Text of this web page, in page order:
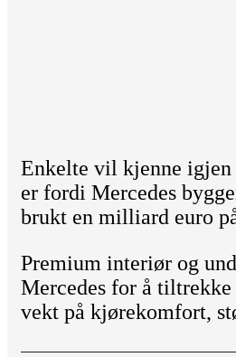
Enkelte vil kjenne igjen
er fordi Mercedes
brukt en milliard euro
Premium interiør og
Mercedes for å
vekt på kjørekomfort,